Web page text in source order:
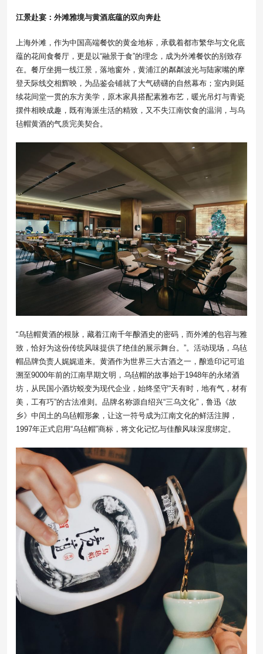
江景赴宴：外滩雅境与黄酒底蕴的双向奔赴
上海外滩，作为中国高端餐饮的黄金地标，承载着都市繁华与文化底
蕴的花间食餐厅，更是以“融景于食”的理念，成为外滩餐饮的别致存
在。餐厅坐拥一线江景，落地窗外，黄浦江的粼粼波光与陆家嘴的摩
登天际线交相辉映，为品鉴会铺就了大气磅礴的自然幕布；室内则延
续花间堂一贯的东方美学，原木家具搭配素雅布艺，暖光吊灯与青瓷
摆件相映成趣，既有海派生活的精致，又不失江南饮食的温润，与乌
毡帽黄酒的气质完美契合。
“乌毡帽黄酒的根脉，藏着江南千年酿酒史的密码，而外滩的包容与雅
致，恰好为这份传统风味提供了绝佳的展示舞台。”。活动现场，乌毡
帽品牌负责人娓娓道来。黄酒作为世界三大古酒之一，酿造印记可追
溯至9000年前的江南早期文明，乌毡帽的故事始于1948年的永绪酒
坊，从民国小酒坊蜕变为现代企业，始终坚守“天有时，地有气，材有
美，工有巧”的古法准则。品牌名称源自绍兴“三乌文化”，鲁迅《故
乡》中闰土的乌毡帽形象，让这一符号成为江南文化的鲜活注脚，
1997年正式启用“乌毡帽”商标，将文化记忆与佳酿风味深度绑定。